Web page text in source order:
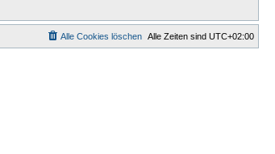
Alle Zeiten sind UTC+02:00
Alle Cookies löschen